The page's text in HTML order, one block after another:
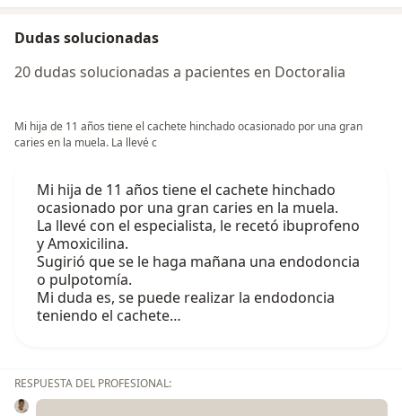
Dudas solucionadas
20 dudas solucionadas a pacientes en Doctoralia
Mi hija de 11 años tiene el cachete hinchado ocasionado por una gran
caries en la muela. La llevé c
Mi hija de 11 años tiene el cachete hinchado
ocasionado por una gran caries en la muela.
La llevé con el especialista, le recetó ibuprofeno
y Amoxicilina.
Sugirió que se le haga mañana una endodoncia
o pulpotomía.
Mi duda es, se puede realizar la endodoncia
teniendo el cachete…
RESPUESTA DEL PROFESIONAL: